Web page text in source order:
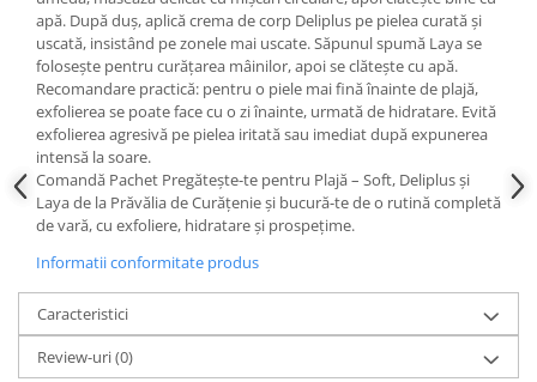
apă. După duș, aplică crema de corp Deliplus pe pielea curată și
uscată, insistând pe zonele mai uscate. Săpunul spumă Laya se
folosește pentru curățarea mâinilor, apoi se clătește cu apă.
Recomandare practică: pentru o piele mai fină înainte de plajă,
exfolierea se poate face cu o zi înainte, urmată de hidratare. Evită
exfolierea agresivă pe pielea iritată sau imediat după expunerea
intensă la soare.
Comandă Pachet Pregătește-te pentru Plajă – Soft, Deliplus și
Laya de la Prăvălia de Curățenie și bucură-te de o rutină completă
de vară, cu exfoliere, hidratare și prospețime.
Informatii conformitate produs
Caracteristici
Review-uri(0)